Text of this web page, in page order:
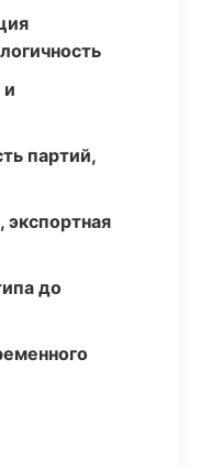
и
партий,
до